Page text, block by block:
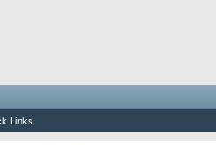
Links